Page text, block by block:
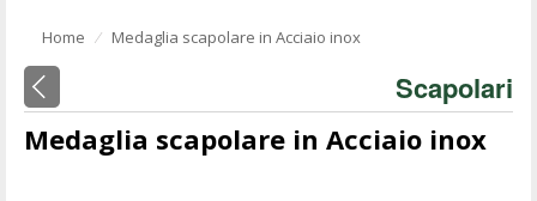
Home ⁄ Medaglia scapolare in Acciaio inox
Scapolari
Medaglia scapolare in Acciaio inox